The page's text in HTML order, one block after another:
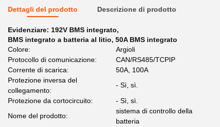
Dettagli del prodotto Descrizione di prodotto
Evidenziare: 192V BMS integrato,
BMS integrato a batteria al litio, 50A BMS integrato
Colore:
Argioli
Protocollo di comunicazione:
CAN/RS485/TCPIP
Corrente di scarica:
50A, 100A
Protezione inversa del
collegamento:
- Sì, sì.
Protezione da cortocircuito:
- Sì, sì.
Nome del prodotto:
sistema di controllo della
batteria